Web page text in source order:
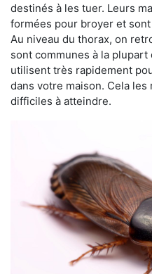
destinés à les tuer. Leurs
formées pour broyer et sont
Au niveau du thorax, on
sont communes à la
utilisent très rapidement
dans votre maison. Cela
difficiles à atteindre.